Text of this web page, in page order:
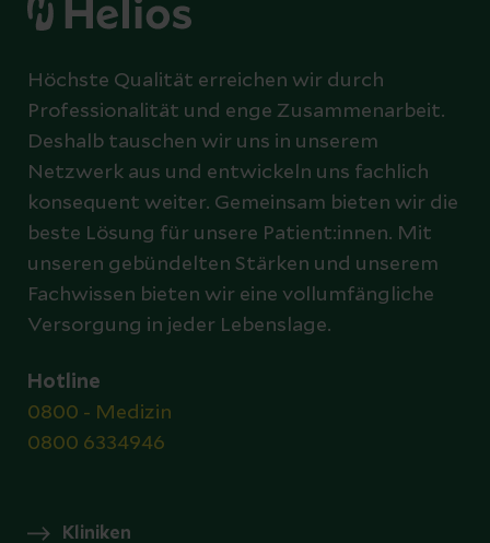
Höchste Qualität erreichen wir durch
Professionalität und enge Zusammenarbeit.
Deshalb tauschen wir uns in unserem
Netzwerk aus und entwickeln uns fachlich
konsequent weiter. Gemeinsam bieten wir die
beste Lösung für unsere Patient:innen. Mit
unseren gebündelten Stärken und unserem
Fachwissen bieten wir eine vollumfängliche
Versorgung in jeder Lebenslage.
Hotline
0800 - Medizin
0800 6334946
Kliniken